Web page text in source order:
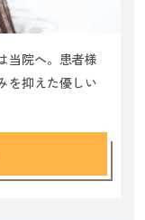
当院へ。患者様
を抑えた優しい